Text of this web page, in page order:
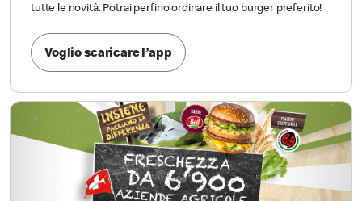
tutte le novità. Potrai perfino ordinare il tuo burger preferito!
Voglio scaricare l’app